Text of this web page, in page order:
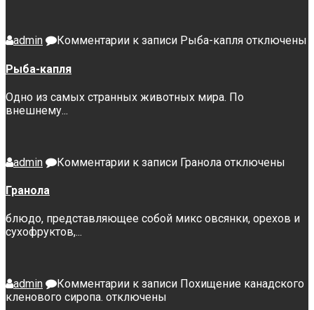
admin Комментарии к записи Рыба-капля отключены
Рыба-капля
Одно из самых странных животных мира. По
внешнему...
admin Комментарии к записи Гранола отключены
Гранола
блюдо, представляющее собой микс овсянки, орехов и
сухофруктов,...
admin Комментарии к записи Похищение канадского
кленового сиропа. отключены